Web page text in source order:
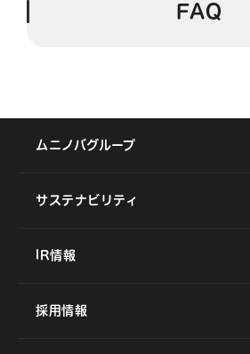
FAQ
ムニノバグループ
サステナビリティ
IR情報
採用情報